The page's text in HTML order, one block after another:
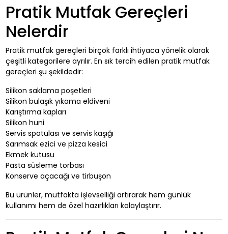
Pratik Mutfak Gereçleri
Nelerdir
Pratik mutfak gereçleri birçok farklı ihtiyaca yönelik olarak
çeşitli kategorilere ayrılır. En sık tercih edilen pratik mutfak
gereçleri şu şekildedir:
Silikon saklama poşetleri
Silikon bulaşık yıkama eldiveni
Karıştırma kapları
Silikon huni
Servis spatulası ve servis kaşığı
Sarımsak ezici ve pizza kesici
Ekmek kutusu
Pasta süsleme torbası
Konserve açacağı ve tirbuşon
Bu ürünler, mutfakta işlevselliği artırarak hem günlük
kullanımı hem de özel hazırlıkları kolaylaştırır.